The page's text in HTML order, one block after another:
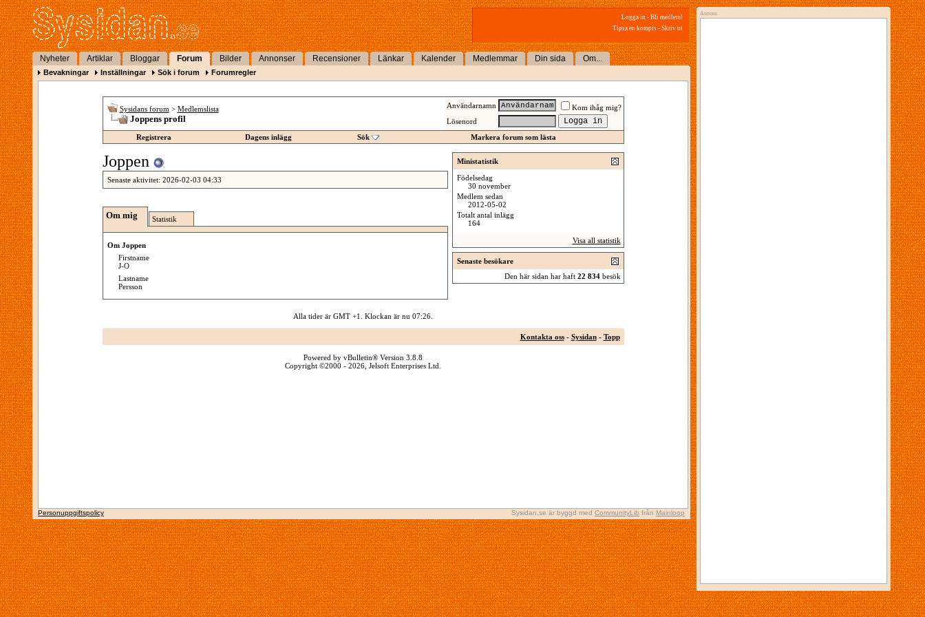
Logga in - Bli medlem!
Tipsa en kompis - Skriv ut
Nyheter Artiklar Bloggar Forum Bilder Annonser Recensioner Länkar Kalender Medlemmar Din sida Om...
Bevakningar Inställningar Sök i forum Forumregler
Sysidans forum > Medlemslista
Joppens profil
Användarnamn
Kom ihåg mig?
Lösenord
Registrera
Dagens inlägg Sök Markera forum som lästa
Joppen
Senaste aktivitet: 2026-02-03 04:33
Om mig Statistik
Om Joppen
Firstname
J-O
Lastname
Persson
Ministatistik
Födelsedag
30 november
Medlem sedan
2012-05-02
Totalt antal inlägg
164
Visa all statistik
Senaste besökare
Den här sidan har haft 22 834besök
Alla tider är GMT +1. Klockan är nu 07:26
Kontakta oss- Sysidan- Topp
Powered by vBulletin® Version 3.8.8
Copyright ©2000 - 2026, Jelsoft Enterprises Ltd.
Sysidan.se är byggd med CommunityLib från Mainloop
Personuppgiftspolicy
Annons